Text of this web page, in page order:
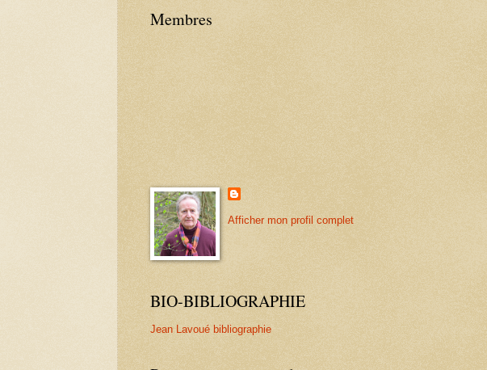
Membres
Afficher mon profil complet
BIO-BIBLIOGRAPHIE
Jean Lavoué bibliographie